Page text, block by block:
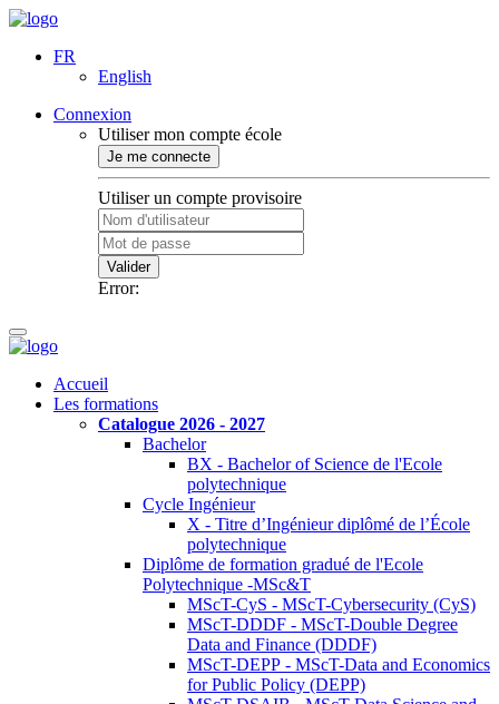
FR
English
Connexion
Utiliser mon compte école
Je me connecte
Utiliser un compte provisoire
Valider
Error:
Accueil
Les formations
Catalogue 2026 - 2027
Bachelor
BX - Bachelor of Science de l'Ecole
polytechnique
Cycle Ingénieur
X - Titre d’Ingénieur diplômé de l’École
polytechnique
Diplôme de formation gradué de l'Ecole
Polytechnique -MSc&T
MScT-CyS - MScT-Cybersecurity (CyS)
MScT-DDDF - MScT-Double Degree
Data and Finance (DDDF)
MScT-DEPP - MScT-Data and Economics
for Public Policy (DEPP)